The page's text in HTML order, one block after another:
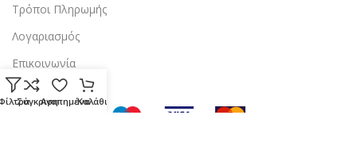
Τρόποι Πληρωμής
Λογαριασμός
Επικοινωνία
ΣύγκρισηΑγαπημέναΚαλάθι